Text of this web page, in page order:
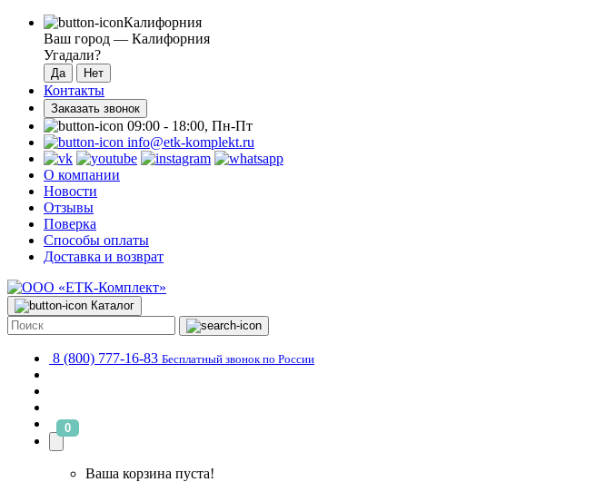
Калифорния
Ваш город — Калифорния
Угадали?
Контакты
Заказать звонок
09:00 - 18:00, Пн-Пт
info@etk-komplekt.ru
О компании
Новости
Отзывы
Поверка
Способы оплаты
Доставка и возврат
Каталог
8 (800) 777-16-83 Бесплатный звонок по России
0
Ваша корзина пуста!